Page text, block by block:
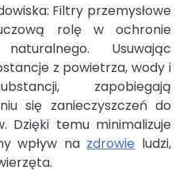
Filtry przemysłowe
rolę w ochronie
Usuwając
z powietrza, wody i
zapobiegają
się zanieczyszczeń do
Dzięki temu minimalizuje
wpływ na zdrowie ludzi,